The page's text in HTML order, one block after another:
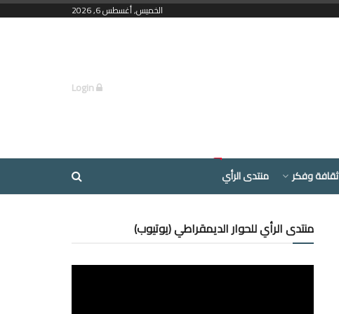
الخميس, أغسطس 6, 2026
ثقافة وفكر منتدى الرأي
منتدى الرأي للحوار الديمقراطي (يوتيوب)